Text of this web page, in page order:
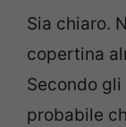
Sia chiaro.
copertina
Secondo
probabile